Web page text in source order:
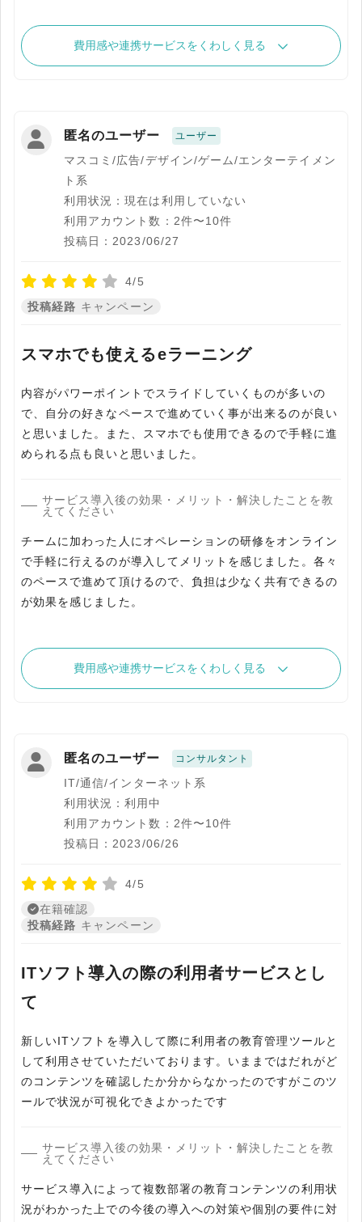
費用感や連携サービスをくわしく見る
匿名のユーザー ユーザー
マスコミ/広告/デザイン/ゲーム/エンターテイメン
ト系
利用状況：現在は利用していない
利用アカウント数：2件〜10件
投稿日：2023/06/27
4/5
投稿経路 キャンペーン
スマホでも使えるeラーニング
内容がパワーポイントでスライドしていくものが多いの
で、自分の好きなペースで進めていく事が出来るのが良い
と思いました。また、スマホでも使用できるので手軽に進
められる点も良いと思いました。
サービス導入後の効果・メリット・解決したことを教
えてください
チームに加わった人にオペレーションの研修をオンライン
で手軽に行えるのが導入してメリットを感じました。各々
のペースで進めて頂けるので、負担は少なく共有できるの
が効果を感じました。
費用感や連携サービスをくわしく見る
匿名のユーザー コンサルタント
IT/通信/インターネット系
利用状況：利用中
利用アカウント数：2件〜10件
投稿日：2023/06/26
4/5
在籍確認
投稿経路 キャンペーン
ITソフト導入の際の利用者サービスとし
て
新しいITソフトを導入して際に利用者の教育管理ツールと
して利用させていただいております。いままではだれがど
のコンテンツを確認したか分からなかったのですがこのツ
ールで状況が可視化できよかったです
サービス導入後の効果・メリット・解決したことを教
えてください
サービス導入によって複数部署の教育コンテンツの利用状
況がわかった上での今後の導入への対策や個別の要件に対